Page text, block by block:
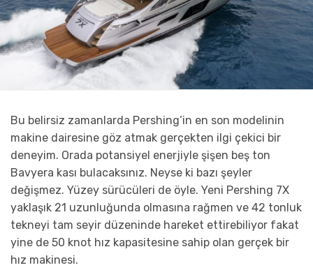
Bu belirsiz zamanlarda Pershing’in en son modelinin
makine dairesine göz atmak gerçekten ilgi çekici bir
deneyim. Orada potansiyel enerjiyle şişen beş ton
Bavyera kası bulacaksınız. Neyse ki bazı şeyler
değişmez. Yüzey sürücüleri de öyle. Yeni Pershing 7X
yaklaşık 21 uzunluğunda olmasına rağmen ve 42 tonluk
tekneyi tam seyir düzeninde hareket ettirebiliyor fakat
yine de 50 knot hız kapasitesine sahip olan gerçek bir
hız makinesi.